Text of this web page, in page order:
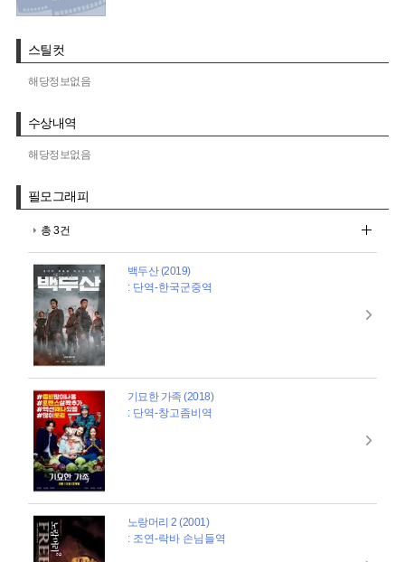
스틸컷
해당정보없음
수상내역
해당정보없음
필모그래피
총 3건
백두산 (2019)
: 단역-한국군중역
기묘한 가족 (2018)
: 단역-창고좀비역
노랑머리 2 (2001)
: 조연-락바 손님들역